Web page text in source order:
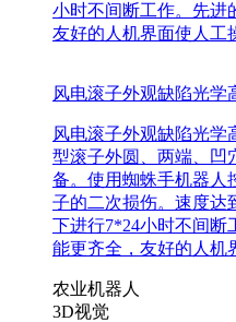
小时不间断工作。先进
友好的人机界面使人工
风电滚子外观缺陷光学
风电滚子外观缺陷光学
型滚子外圆、两端、凹
备。使用蜘蛛手机器人
子的二次损伤。速度达
下进行7*24小时不间断
能更齐全，友好的人机
农业机器人
3D视觉